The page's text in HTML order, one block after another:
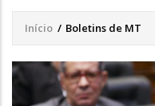
Trilha
de
navegação
Início / Boletins de MT